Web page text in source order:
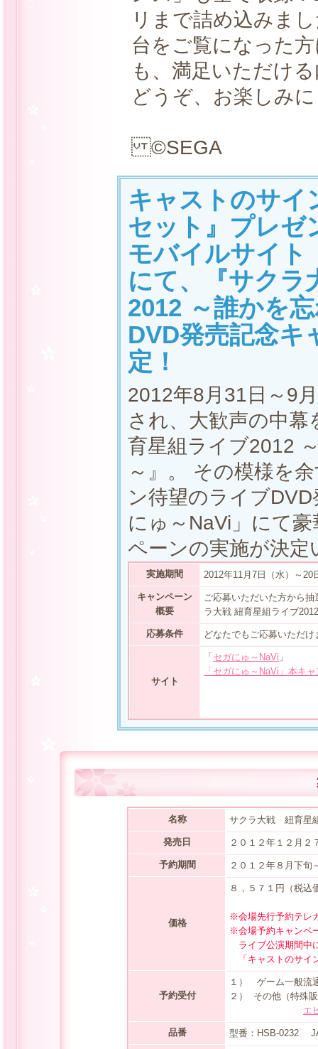
リまで詰め込みま
台をご覧になった
も、満足いただけ
どうぞ、お楽しみ
©SEGA
キャストのサイ
セット』プレゼ
モバイルサイト
にて、『サクラ
2012 ～誰かを
DVD発売記念キ
定！
2012年8月31日～9
され、大歓声の中
育星組ライブ2012
～』。 その模様を
ン待望のライブ
にゅ～NaVi」にて
ペーンの実施が決
実施期間 2012年11月7日（水）～20
キャンペーン
概要
ご応募いただいた方から
ラ大戦 紐育星組ライブ
応募条件 どなたでもご応募いただ
サイト
「 セガにゅ～NaVi 」
「セガにゅ～NaVi」本キ
名称 サクラ大戦 紐育星
発売日 ２０１２年１２月２
予約期間 ２０１２年８月下
価格
８，５７１円（税込
※会場先行予約テレ
※会場予約キャンペ
ライブ公演期間中
「キャストのサイ
予約受付
１） ゲーム一般流
２） その他（特殊
エ
品番 型番：HSB-0232